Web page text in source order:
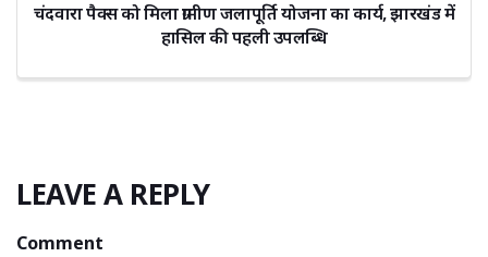
चंदवारा पैक्स को मिला ग्रामीण जलापूर्ति योजना का कार्य, झारखंड में
हासिल की पहली उपलब्धि
LEAVE A REPLY
Comment